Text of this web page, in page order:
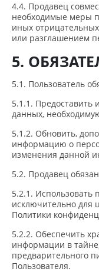
4.4. Продавец
необходимые меры
иных
или разглашением
5.
5.1. Пользователь
5.1.1.
данных,
5.1.2. Обновить,
информацию о
изменения данной
5.2. Продавец
5.2.1.
исключительно для
Политики
5.2.2. Обеспечить
информации в
предварительного
Пользователя.